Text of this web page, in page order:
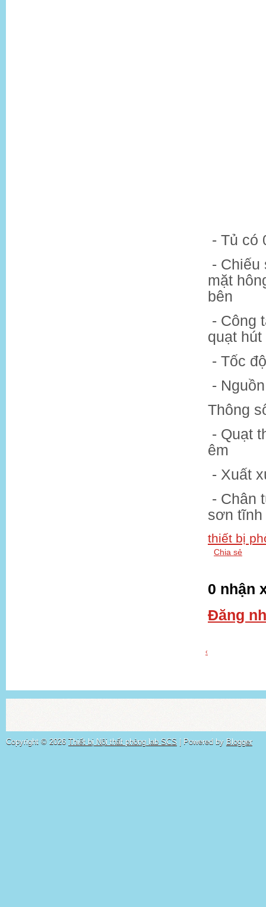
- Tủ có
- Chiếu
mặt
bên
- Công
quạt hút
- Tốc
-
Thông
- Quạt
êm
- Xuất
- Chân
sơn tĩnh
thiết bị
Chia sẻ
0 nhận
Đăng
‹
Copyright © 2026 Thiết bị Nội thất phòng lab SCS | Powered by Blogger